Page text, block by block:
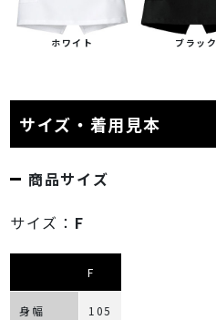
ホワイト ブラック
サイズ・着用見本
商品サイズ
サイズ： F
F
身幅 105